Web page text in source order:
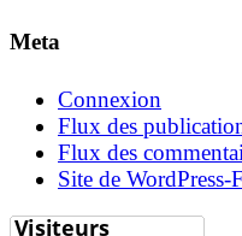
Meta
Connexion
Flux des
Flux des
Site de WordPress-